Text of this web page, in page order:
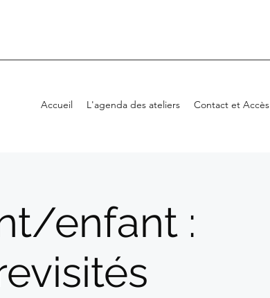
Accueil L'agenda des ateliers Contact et Accès
enfant :